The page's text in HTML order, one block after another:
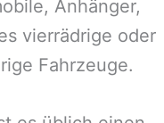
Anhänger,
vierrädrige oder
Fahrzeuge.